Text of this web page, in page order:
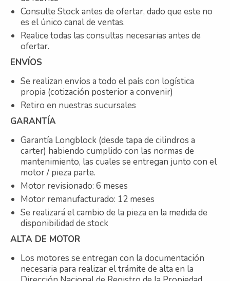
Consulte Stock antes de ofertar, dado que este no
es el único canal de ventas.
Realice todas las consultas necesarias antes de
ofertar.
ENVÍOS
Se realizan envíos a todo el país con logística
propia (cotización posterior a convenir)
Retiro en nuestras sucursales
GARANTÍA
Garantía Longblock (desde tapa de cilindros a
carter) habiendo cumplido con las normas de
mantenimiento, las cuales se entregan junto con el
motor / pieza parte.
Motor revisionado: 6 meses
Motor remanufacturado: 12 meses
Se realizará el cambio de la pieza en la medida de
disponibilidad de stock
ALTA DE MOTOR
Los motores se entregan con la documentación
necesaria para realizar el trámite de alta en la